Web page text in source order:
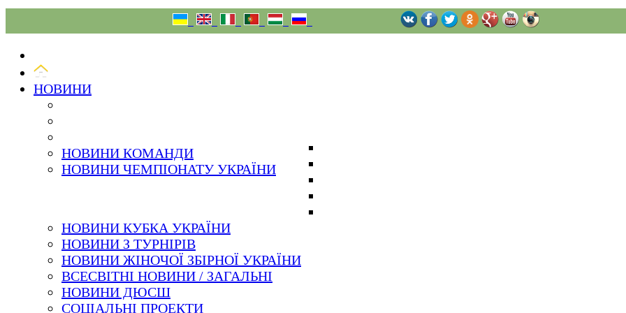
НОВИНИ
НОВИНИ КОМАНДИ
НОВИНИ ЧЕМПІОНАТУ УКРАЇНИ
НОВИНИ КУБКА УКРАЇНИ
НОВИНИ З ТУРНІРІВ
НОВИНИ ЖІНОЧОЇ ЗБІРНОЇ УКРАЇНИ
ВСЕСВІТНІ НОВИНИ / ЗАГАЛЬНІ
НОВИНИ ДЮСШ
СОЦІАЛЬНІ ПРОЕКТИ